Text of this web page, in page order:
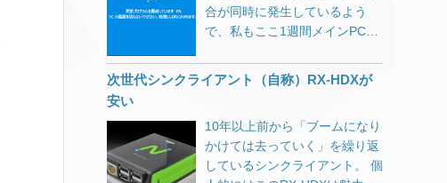
合が同時に発生しているよう
で、私もここ1週間メインPCと
10 バージョン1803（RS4）
Google ChromeやCortanaなど
を巻き込んでフリーズしたり不
具合が発生する問題。 これらを
解消するために、早速
次世代シンクライアント（自称）RX-HDXが
安い
10年以上前から「ブームになり
かけては去っていく」を繰り返
しているシンクライアント。 個